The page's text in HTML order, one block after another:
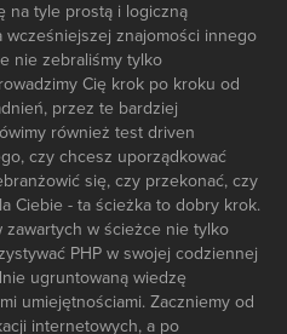
na tyle prostą i logiczną
wcześniejszej znajomości innego
nie zebraliśmy tylko
Cię krok po kroku od
przez te bardziej
również test driven
czy chcesz uporządkować
się, czy przekonać, czy
Ciebie - ta ścieżka to dobry krok.
zawartych w ścieżce nie tylko
PHP w swojej codziennej
ugruntowaną wiedzę
umiejętnościami. Zaczniemy od
internetowych, a po